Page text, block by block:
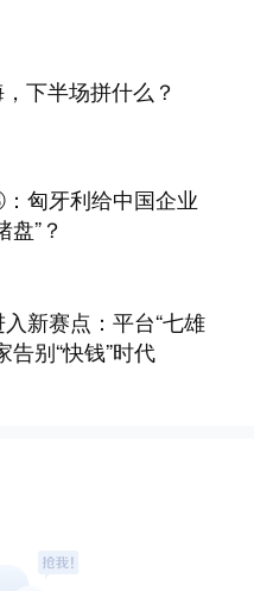
下半场拼什么？
匈牙利给中国企业
盘”？
新赛点：平台“七雄
告别“快钱”时代